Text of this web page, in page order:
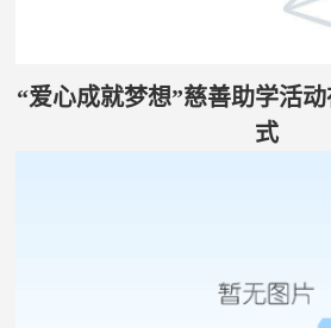
“爱心成就梦想”慈善助学活
式